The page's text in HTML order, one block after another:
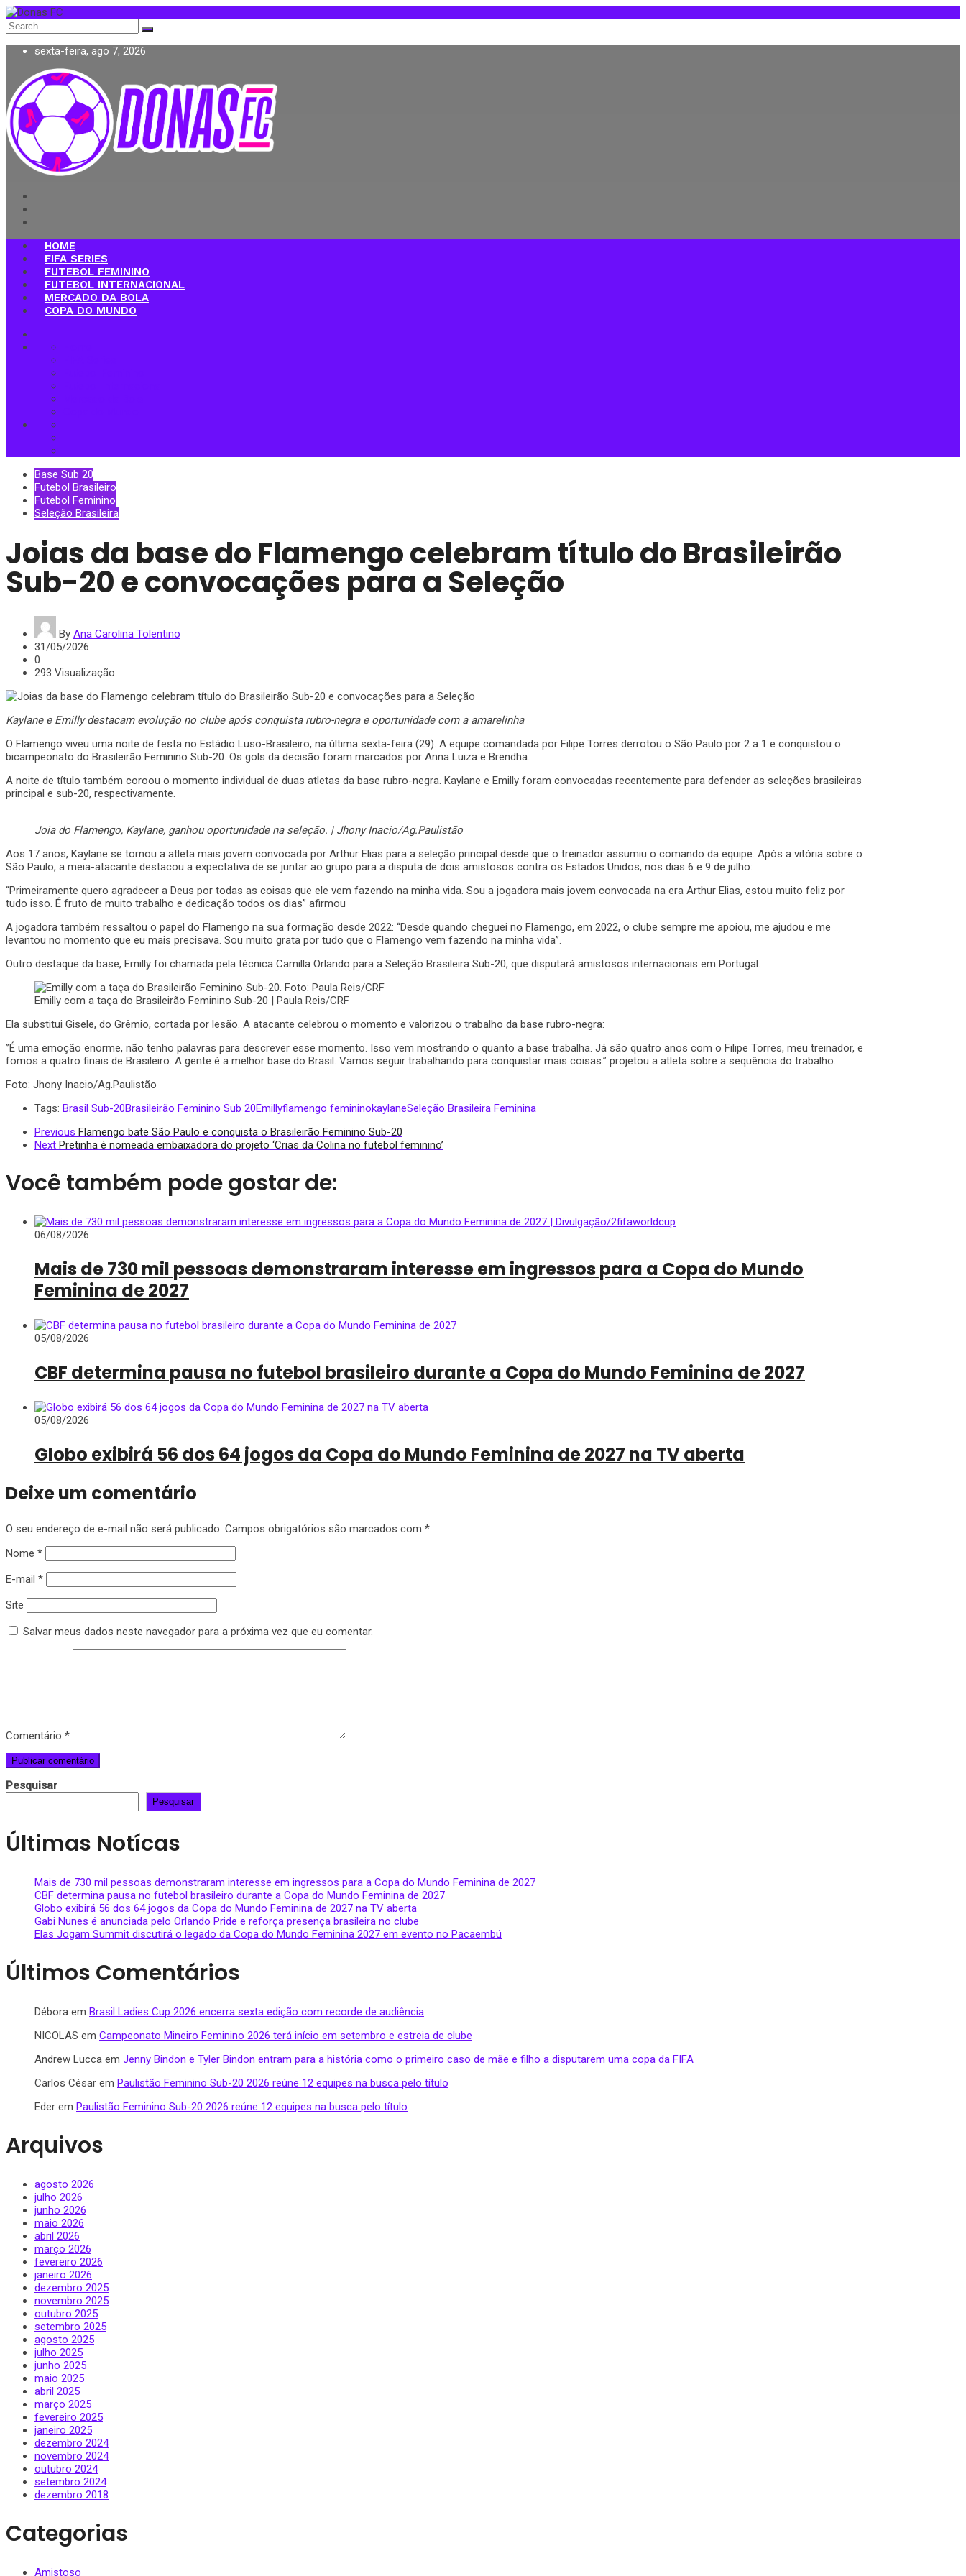
Search
for:
sexta-feira, ago 7, 2026
Donas FC
HOME
FIFA SERIES
FUTEBOL FEMININO
FUTEBOL INTERNACIONAL
MERCADO DA BOLA
COPA DO MUNDO
Base Sub 20
Futebol Brasileiro
Futebol Feminino
Seleção Brasileira
Joias da base do Flamengo celebram título do Brasileirão
Sub-20 e convocações para a Seleção
By Ana Carolina Tolentino
31/05/2026
0
293 Visualização
​Kaylane e Emilly destacam evolução no clube após conquista rubro-negra e oportunidade com a amarelinha
​O Flamengo viveu uma noite de festa no Estádio Luso-Brasileiro, na última sexta-feira (29). A equipe comandada por Filipe Torres derrotou o São Paulo por 2 a 1 e conquistou o
bicampeonato do Brasileirão Feminino Sub-20. Os gols da decisão foram marcados por Anna Luiza e Brendha.
​A noite de título também coroou o momento individual de duas atletas da base rubro-negra. Kaylane e Emilly foram convocadas recentemente para defender as seleções brasileiras
principal e sub-20, respectivamente.
Joia do Flamengo, Kaylane, ganhou oportunidade na seleção. | Jhony Inacio/Ag.Paulistão
​Aos 17 anos, Kaylane se tornou a atleta mais jovem convocada por Arthur Elias para a seleção principal desde que o treinador assumiu o comando da equipe. Após a vitória sobre o
São Paulo, a meia-atacante destacou a expectativa de se juntar ao grupo para a disputa de dois amistosos contra os Estados Unidos, nos dias 6 e 9 de julho:
​“Primeiramente quero agradecer a Deus por todas as coisas que ele vem fazendo na minha vida. Sou a jogadora mais jovem convocada na era Arthur Elias, estou muito feliz por
tudo isso. É fruto de muito trabalho e dedicação todos os dias” afirmou
​A jogadora também ressaltou o papel do Flamengo na sua formação desde 2022: “Desde quando cheguei no Flamengo, em 2022, o clube sempre me apoiou, me ajudou e me
levantou no momento que eu mais precisava. Sou muito grata por tudo que o Flamengo vem fazendo na minha vida”.
​Outro destaque da base, Emilly foi chamada pela técnica Camilla Orlando para a Seleção Brasileira Sub-20, que disputará amistosos internacionais em Portugal.
Emilly com a taça do Brasileirão Feminino Sub-20 | Paula Reis/CRF
Ela substitui Gisele, do Grêmio, cortada por lesão. A atacante celebrou o momento e valorizou o trabalho da base rubro-negra:
​”É uma emoção enorme, não tenho palavras para descrever esse momento. Isso vem mostrando o quanto a base trabalha. Já são quatro anos com o Filipe Torres, meu treinador, e
fomos a quatro finais de Brasileiro. A gente é a melhor base do Brasil. Vamos seguir trabalhando para conquistar mais coisas.” projetou a atleta sobre a sequência do trabalho.
Foto: Jhony Inacio/Ag.Paulistão
Tags: Brasil Sub-20Brasileirão Feminino Sub 20Emillyflamengo femininokaylaneSeleção Brasileira Feminina
Previous Flamengo bate São Paulo e conquista o Brasileirão Feminino Sub-20
Next Pretinha é nomeada embaixadora do projeto ‘Crias da Colina no futebol feminino’
Você também pode gostar de:
06/08/2026
Mais de 730 mil pessoas demonstraram interesse em ingressos para a Copa do Mundo
Feminina de 2027
05/08/2026
CBF determina pausa no futebol brasileiro durante a Copa do Mundo Feminina de 2027
05/08/2026
Globo exibirá 56 dos 64 jogos da Copa do Mundo Feminina de 2027 na TV aberta
Deixe um comentário
O seu endereço de e-mail não será publicado. Campos obrigatórios são marcados com *
Nome *
E-mail *
Site
Salvar meus dados neste navegador para a próxima vez que eu comentar.
Comentário *
Pesquisar
Pesquisar
Últimas Notícas
Mais de 730 mil pessoas demonstraram interesse em ingressos para a Copa do Mundo Feminina de 2027
CBF determina pausa no futebol brasileiro durante a Copa do Mundo Feminina de 2027
Globo exibirá 56 dos 64 jogos da Copa do Mundo Feminina de 2027 na TV aberta
Gabi Nunes é anunciada pelo Orlando Pride e reforça presença brasileira no clube
Elas Jogam Summit discutirá o legado da Copa do Mundo Feminina 2027 em evento no Pacaembú
Últimos Comentários
Débora em Brasil Ladies Cup 2026 encerra sexta edição com recorde de audiência
NICOLAS em Campeonato Mineiro Feminino 2026 terá início em setembro e estreia de clube
Andrew Lucca em Jenny Bindon e Tyler Bindon entram para a história como o primeiro caso de mãe e filho a disputarem uma copa da FIFA
Carlos César em Paulistão Feminino Sub-20 2026 reúne 12 equipes na busca pelo título
Eder em Paulistão Feminino Sub-20 2026 reúne 12 equipes na busca pelo título
Arquivos
agosto 2026
julho 2026
junho 2026
maio 2026
abril 2026
março 2026
fevereiro 2026
janeiro 2026
dezembro 2025
novembro 2025
outubro 2025
setembro 2025
agosto 2025
julho 2025
junho 2025
maio 2025
abril 2025
março 2025
fevereiro 2025
janeiro 2025
dezembro 2024
novembro 2024
outubro 2024
setembro 2024
dezembro 2018
Categorias
Amistoso